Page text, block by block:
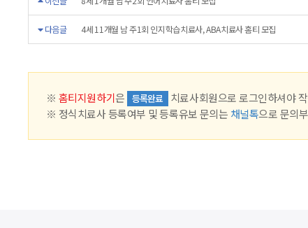
다음글 4세 11개월 남 주1회 인지학습치료사, ABA치료사 홈티 모집
※ 홈티지원하기은 등록완료
치료사회원으로 로그인하셔야
※ 정식치료사 등록여부 및 등록유보 문의는 채널톡으로 문의